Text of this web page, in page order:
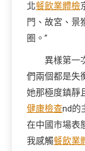
北餐飲業體檢
門、故宮、景
圈。”
異樣第一
們兩個都是失
她那極度鎮靜
健康檢查nd的
在中國市場表
我感觸餐飲業